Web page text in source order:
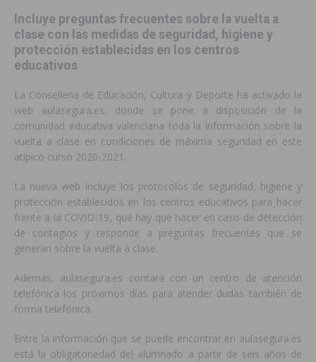
Incluye preguntas frecuentes sobre la vuelta a
clase con las medidas de seguridad, higiene y
protección establecidas en los centros
educativos
La Conselleria de Educación, Cultura y Deporte ha activado la
web aulasegura.es, donde se pone a disposición de la
comunidad educativa valenciana toda la información sobre la
vuelta a clase en condiciones de máxima seguridad en este
atípico curso 2020-2021.
La nueva web incluye los protocolos de seguridad, higiene y
protección establecidos en los centros educativos para hacer
frente a la COVID-19, qué hay que hacer en caso de detección
de contagios y responde a preguntas frecuentes que se
generan sobre la vuelta a clase.
Además, aulasegura.es contará con un centro de atención
telefónica los próximos días para atender dudas también de
forma telefónica.
Entre la información que se puede encontrar en aulasegura.es
está la obligatoriedad del alumnado a partir de seis años de